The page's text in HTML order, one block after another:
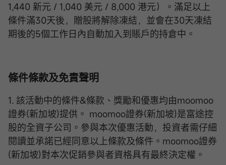
1,440 新元 / 1,040 美元 / 8,000 港元）。滿足以上
條件滿30天後，贈股將解除凍結，並會在30天凍結
期後的5個工作日內自動加入到賬戶的持倉中。
條件條款及免責聲明
1. 該活動中的條件&條款、獎勵和優惠均由moomoo
證券(新加坡)提供。 moomoo證券(新加坡)是富途控
股的全資子公司。參與本次優惠活動，投資者需仔細
閱讀並承諾已經同意以上條款及條件。moomoo證券
(新加坡)對本次促銷參與者資格具有最終決定權。